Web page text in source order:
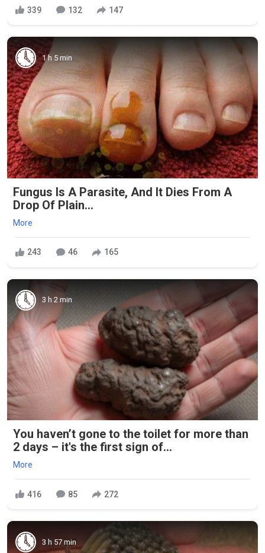
339 132 147
1 h 5 min
Fungus Is A Parasite, And It Dies From A
Drop Of Plain...
More
243 46 165
3 h 2 min
You haven’t gone to the toilet for more than
2 days – it's the first sign of...
More
416 85 272
3 h 57 min